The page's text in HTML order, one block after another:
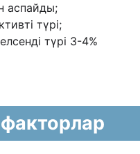
аспайды;
түрі;
түрі 3-4%
факторлар